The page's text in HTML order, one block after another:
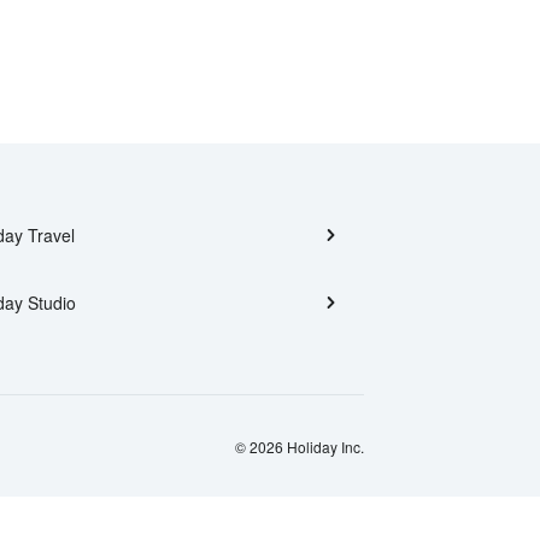
Travel
Studio
© 2026 Holiday Inc.